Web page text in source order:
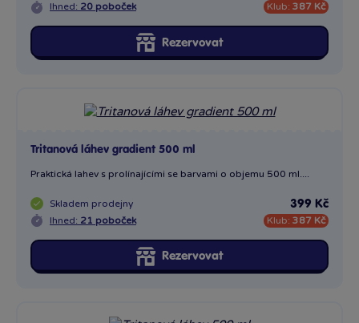
Ihned: 20 poboček Klub: 387 Kč
Rezervovat
Tritanová láhev gradient 500 ml
Praktická lahev s prolínajícími se barvami o objemu 500 ml....
Skladem prodejny
Ihned: 21 poboček
399 Kč
Klub: 387 Kč
Rezervovat